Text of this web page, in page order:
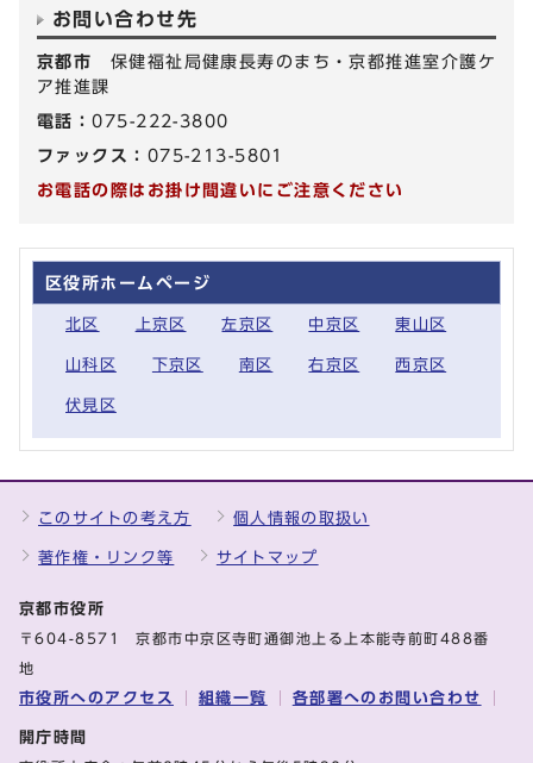
お問い合わせ先
京都市 保健福祉局健康長寿のまち・京都推進室介護ケ
ア推進課
電話：075-222-3800
ファックス： 075-213-5801
お電話の際はお掛け間違いにご注意ください
区役所ホームページ
北区 上京区 左京区 中京区 東山区
山科区 下京区 南区 右京区 西京区
伏見区
このサイトの考え方 個人情報の取扱い
著作権・リンク等 サイトマップ
京都市役所
〒604-8571 京都市中京区寺町通御池上る上本能寺前町488番
地
市役所へのアクセス 組織一覧 各部署へのお問い合わせ
開庁時間